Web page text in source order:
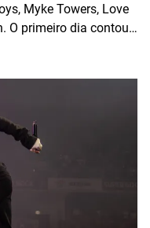
Myke Towers, Love
O primeiro dia contou